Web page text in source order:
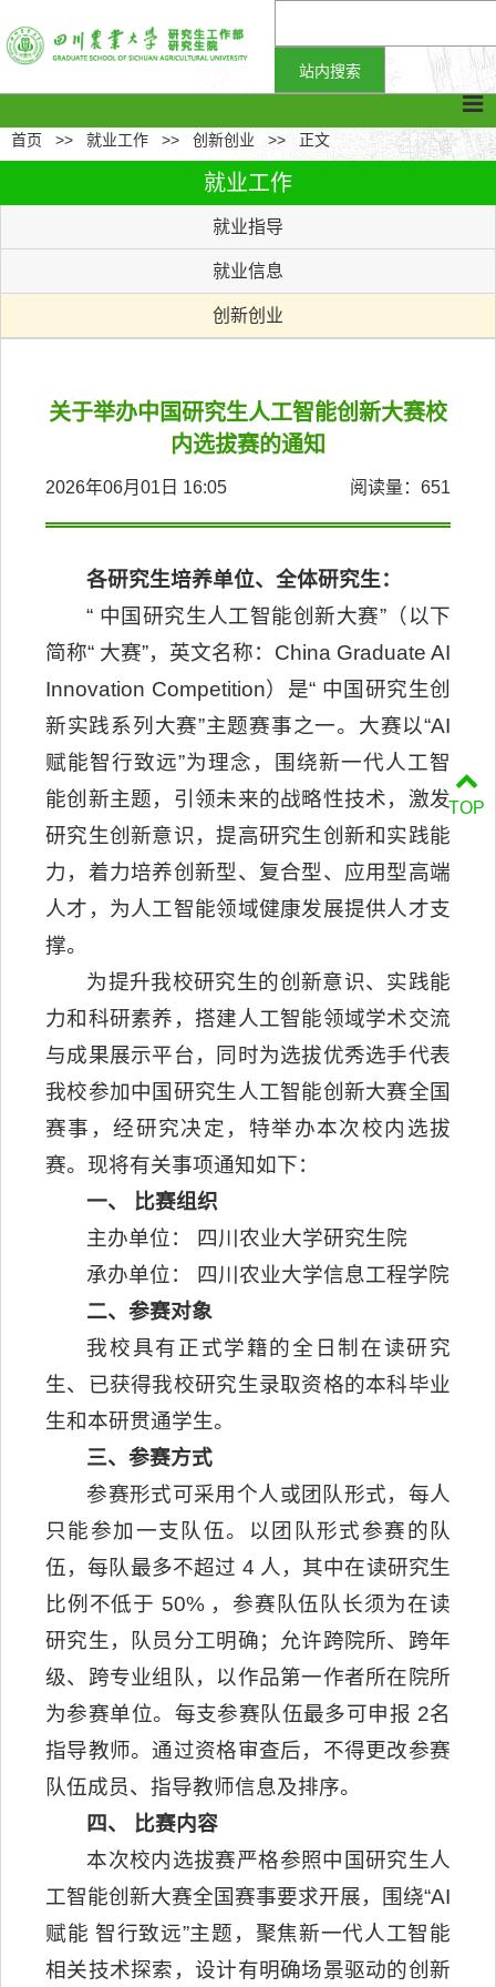
首页 >> 就业工作 >> 创新创业 >> 正文
就业工作
就业指导
就业信息
创新创业
关于举办中国研究生人工智能创新大赛校
内选拔赛的通知
2026年06月01日 16:05 阅读量： 651
各研究生培养单位、全体研究生：
“ 中国研究生人工智能创新大赛”（以下
简称“ 大赛”，英文名称：China Graduate AI
Innovation Competition）是“ 中国研究生创
新实践系列大赛”主题赛事之一。大赛以“AI
赋能智行致远”为理念，围绕新一代人工智
能创新主题，引领未来的战略性技术，激发
研究生创新意识，提高研究生创新和实践能
力，着力培养创新型、复合型、应用型高端
人才，为人工智能领域健康发展提供人才支
撑。
为提升我校研究生的创新意识、实践能
力和科研素养，搭建人工智能领域学术交流
与成果展示平台，同时为选拔优秀选手代表
我校参加中国研究生人工智能创新大赛全国
赛事，经研究决定，特举办本次校内选拔
赛。现将有关事项通知如下：
一、
比赛组织
主办单位： 四川农业大学研究生院
承办单位： 四川农业大学信息工程学院
二、参赛对象
我校具有正式学籍的全日制在读研究
生、已获得我校研究生录取资格的本科毕业
生和本研贯通学生。
三、参赛方式
参赛形式可采用个人或团队形式，每人
只能参加一支队伍。以团队形式参赛的队
伍，每队最多不超过 4 人，其中在读研究生
比例不低于 50% ，参赛队伍队长须为在读
研究生，队员分工明确；允许跨院所、跨年
级、跨专业组队，以作品第一作者所在院所
为参赛单位。每支参赛队伍最多可申报 2名
指导教师。通过资格审查后，不得更改参赛
队伍成员、指导教师信息及排序。
四、
比赛内容
本次校内选拔赛严格参照中国研究生人
工智能创新大赛全国赛事要求开展，围绕“AI
赋能 智行致远”主题，聚焦新一代人工智能
相关技术探索，设计有明确场景驱动的创新
TOP